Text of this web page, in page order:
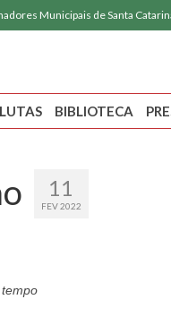
Municipais de Santa
BIBLIOTECA
11
FEV 2022